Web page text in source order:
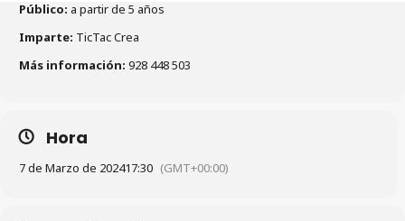
Público: a partir de 5 años
Imparte: TicTac Crea
Más información: 928 448 503
Hora
7 de Marzo de 202417:30 (GMT+00:00)